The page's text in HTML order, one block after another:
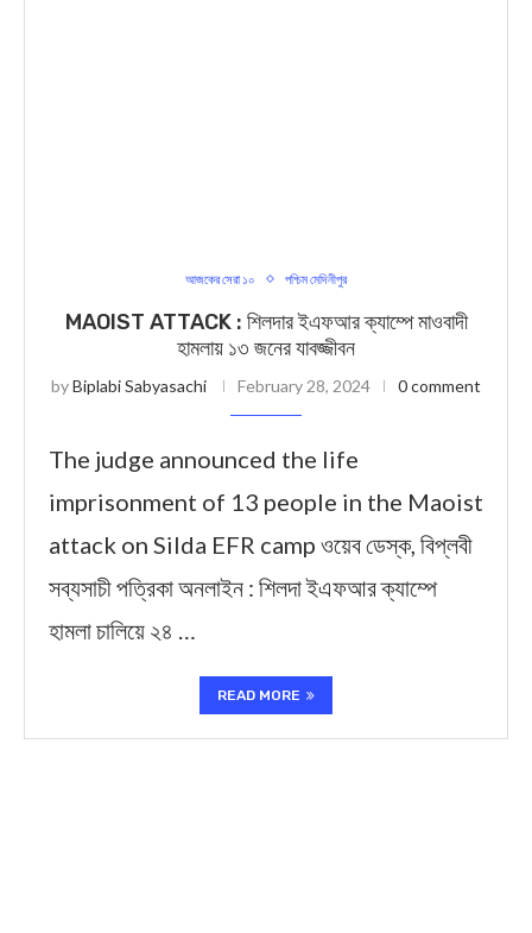
আজকের সেরা ১০ পশ্চিম মেদিনীপুর
MAOIST ATTACK : শিলদার ইএফআর ক্যাম্পে মাওবাদী
হামলায় ১৩ জনের যাবজ্জীবন
byBiplabi Sabyasachi February 28, 2024 0 comment
The judge announced the life
imprisonment of 13 people in the Maoist
attack on Silda EFR camp ওয়েব ডেস্ক, বিপ্লবী
সব্যসাচী পত্রিকা অনলাইন : শিলদা ইএফআর ক্যাম্পে
হামলা চালিয়ে ২৪ …
READ MORE